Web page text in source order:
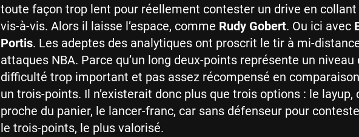
toute façon trop lent pour réellement contester un drive en collant
vis-à-vis. Alors il laisse l’espace, comme Rudy Gobert. Ou ici avec
Portis. Les adeptes des analytiques ont proscrit le tir à mi-
attaques NBA. Parce qu’un long deux-points représente un niveau
difficulté trop important et pas assez récompensé en
un trois-points. Il n’existerait donc plus que trois options : le layup,
proche du panier, le lancer-franc, car sans défenseur pour
le trois-points, le plus valorisé.